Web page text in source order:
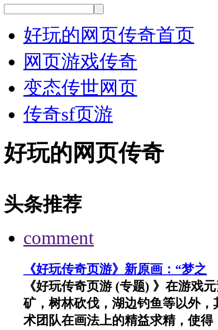
好玩的网页传奇首页
网页游戏传奇
变态传世网页
传奇sf页游
好玩的网页传奇
头条推荐
comment
《好玩传奇页游》新原画：“梦之
《好玩传奇页游 (专题) 》在游戏
矿，树林砍伐，湖边钓鱼等以外
术团队在画法上的精益求精，使